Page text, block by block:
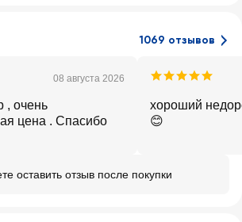
1069 отзывов
08 августа 2026
, очень
цена . Спасибо
хороший
😊
оставить отзыв после покупки